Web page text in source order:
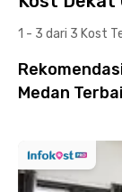
1 - 3 dari 3 Kost
Medan